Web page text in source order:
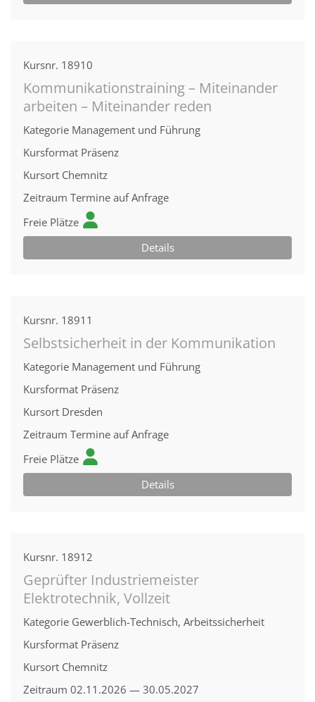
Kursnr. 18910
Kommunikationstraining – Miteinander
arbeiten – Miteinander reden
Kategorie Management und Führung
Kursformat Präsenz
Kursort Chemnitz
Zeitraum Termine auf Anfrage
Freie Plätze
Details
Kursnr. 18911
Selbstsicherheit in der Kommunikation
Kategorie Management und Führung
Kursformat Präsenz
Kursort Dresden
Zeitraum Termine auf Anfrage
Freie Plätze
Details
Kursnr. 18912
Geprüfter Industriemeister
Elektrotechnik, Vollzeit
Kategorie Gewerblich-Technisch, Arbeitssicherheit
Kursformat Präsenz
Kursort Chemnitz
Zeitraum 02.11.2026 — 30.05.2027